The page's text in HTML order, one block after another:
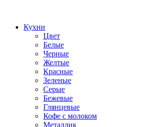
Кухни
Цвет
Белые
Черные
Желтые
Красные
Зеленые
Серые
Бежевые
Глянцевые
Кофе с молоком
Металлик